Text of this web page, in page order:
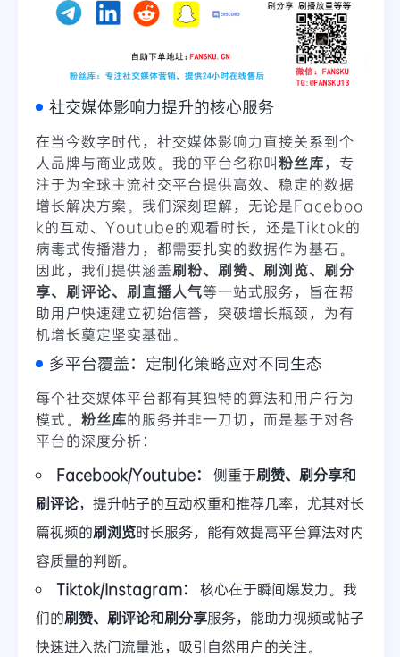
社交媒体影响力提升的核心服务
在当今数字时代，社交媒体影响力直接关系到个
人品牌与商业成败。我的平台名称叫粉丝库，专
注于为全球主流社交平台提供高效、稳定的数据
增长解决方案。我们深刻理解，无论是Faceboo
k的互动、Youtube的观看时长，还是Tiktok的
病毒式传播潜力，都需要扎实的数据作为基石。
因此，我们提供涵盖刷粉、刷赞、刷浏览、刷分
享、刷评论、刷直播人气等一站式服务，旨在帮
助用户快速建立初始信誉，突破增长瓶颈，为有
机增长奠定坚实基础。
多平台覆盖：定制化策略应对不同生态
每个社交媒体平台都有其独特的算法和用户行为
模式。 粉丝库的服务并非一刀切，而是基于对各
平台的深度分析：
Facebook/Youtube：
侧重于刷赞、刷分享和
刷评论，提升帖子的互动权重和推荐几率，尤其对长
篇视频的刷浏览时长服务，能有效提高平台算法对内
容质量的判断。
Tiktok/Instagram：
核心在于瞬间爆发力。我
们的刷赞、刷评论和刷分享服务，能助力视频或帖子
快速进入热门流量池，吸引自然用户的关注。